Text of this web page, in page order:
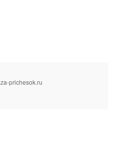
prichesok.ru